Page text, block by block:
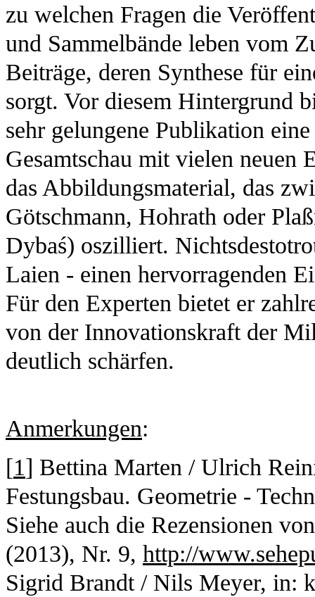
zu welchen Fragen die
und Sammelbände leben vom
Beiträge, deren Synthese für
sorgt. Vor diesem Hintergrund
sehr gelungene Publikation
Gesamtschau mit vielen neuen
das Abbildungsmaterial, das
Götschmann, Hohrath oder
Dybaś) oszilliert.
Laien - einen hervorragenden
Für den Experten bietet er
von der Innovationskraft der
deutlich schärfen.
Anmerkungen:
[1] Bettina Marten / Ulrich
Festungsbau. Geometrie -
Siehe auch die Rezensionen
(2013), Nr. 9, http://
Sigrid Brandt / Nils Meyer, in: